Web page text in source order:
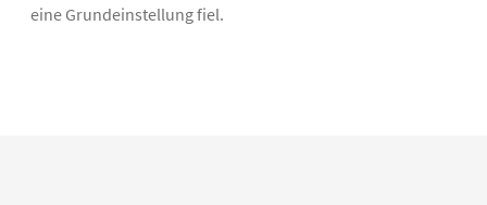
eine Grundeinstellung fiel.